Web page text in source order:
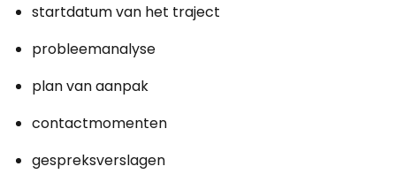
startdatum van het traject
probleemanalyse
plan van aanpak
contactmomenten
gespreksverslagen